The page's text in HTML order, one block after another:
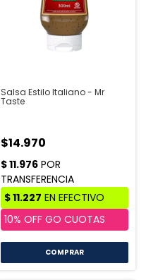
Salsa Estilo Italiano - Mr
Taste
$14.970